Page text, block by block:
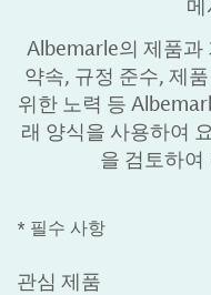
Albemarle의 제품과
약속, 규정 준수, 제
위한 노력 등
래 양식을 사용하여
을 검토하
* 필수 사항
관심 제품